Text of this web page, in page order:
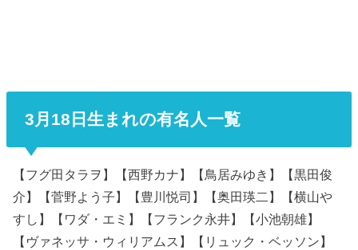
3月18日生まれの有名人一覧
【フグ田タラヲ】【西野カナ】【鳥居みゆき】【黒田俊
介】【菅野よう子】【豊川悦司】【奥田瑛二】【横山や
すし】【ワダ・エミ】【フランク永井】【小池朝雄】
【ヴァネッサ・ウィリアムス】【リュック・ベッソン】